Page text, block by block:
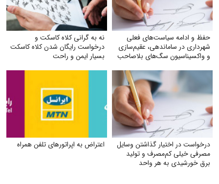
حفظ و ادامه سیاست‌های فعلی
شهرداری در ساماندهی، عقیم‌سازی
و واکسیناسیون سگ‌های بلاصاحب
نه به گرانی کلاه کاسکت و
درخواست رایگان شدن کلاه کاسکت
بسیار ایمن و راحت
درخواست در اختیار گذاشتن وسایل
مصرفی خیلی کم‌مصرف و تولید
برق خورشیدی به هر واحد
اعتراض به اپراتورهای تلفن همراه